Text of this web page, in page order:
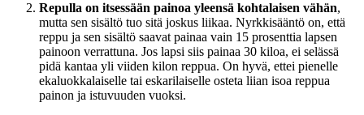
Repulla on itsessään painoa yleensä kohtalaisen vähän,
mutta sen sisältö tuo sitä joskus liikaa. Nyrkkisääntö on, että
reppu ja sen sisältö saavat painaa vain 15 prosenttia lapsen
painoon verrattuna. Jos lapsi siis painaa 30 kiloa, ei selässä
pidä kantaa yli viiden kilon reppua. On hyvä, ettei pienelle
ekaluokkalaiselle tai eskarilaiselle osteta liian isoa reppua
painon ja istuvuuden vuoksi.